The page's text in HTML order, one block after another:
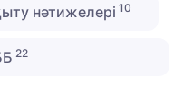
нәтижелері 10
22